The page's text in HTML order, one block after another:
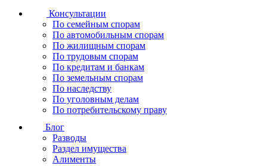
Консультации
По семейным спорам
По автомобильным спорам
По жилищным спорам
По трудовым спорам
По кредитам и банкам
По земельным спорам
По наследству
По уголовным делам
По потребительскому праву
Блог
Разводы
Раздел имущества
Алименты